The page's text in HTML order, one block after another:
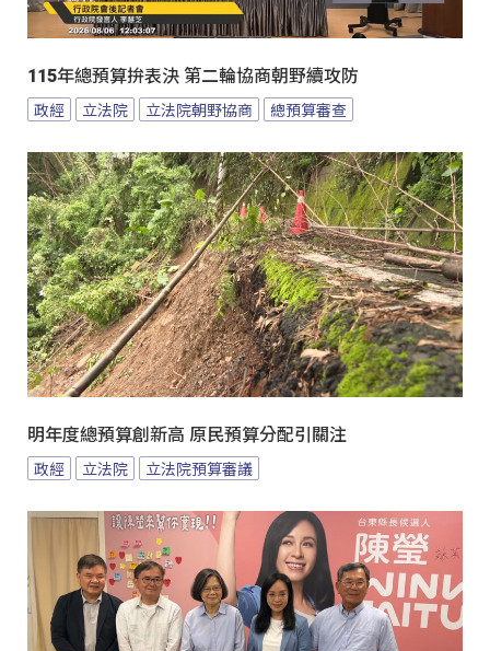
115年總預算拚表決 第二輪協商朝野續攻防
政經 立法院 立法院朝野協商 總預算審查
明年度總預算創新高 原民預算分配引關注
政經 立法院 立法院預算審議